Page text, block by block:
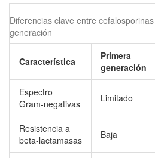
Diferencias clave entre
generación
Característica
Primera
generación
Espectro
Gram‑negativas
Limitado
Resistencia a
beta‑lactamasas
Baja